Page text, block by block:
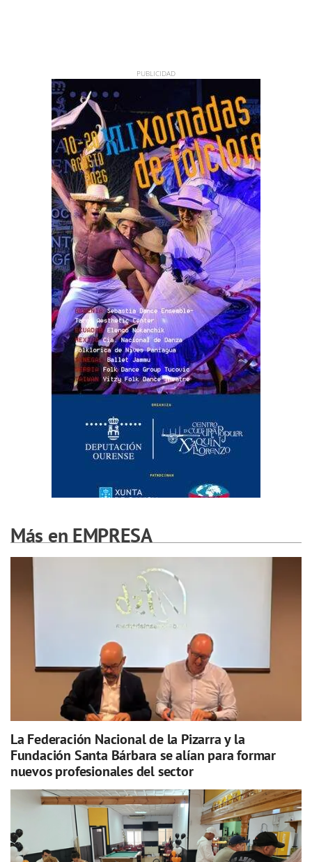
Más en EMPRESA
La Federación Nacional de la Pizarra y la
Fundación Santa Bárbara se alían para formar
nuevos profesionales del sector